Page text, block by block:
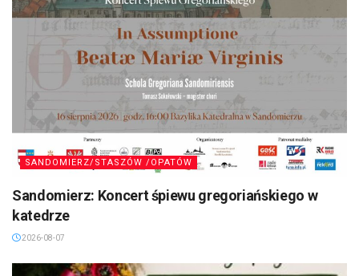
SANDOMIERZ/STASZÓW /OPATÓW
Sandomierz: Koncert śpiewu gregoriańskiego w
katedrze
2026-08-07